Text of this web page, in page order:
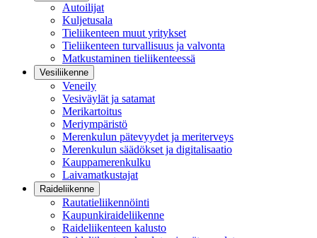
Autoilijat
Kuljetusala
Tieliikenteen muut yritykset
Tieliikenteen turvallisuus ja valvonta
Matkustaminen tieliikenteessä
Vesiliikenne
Veneily
Vesiväylät ja satamat
Merikartoitus
Meriympäristö
Merenkulun pätevyydet ja meriterveys
Merenkulun säädökset ja digitalisaatio
Kauppamerenkulku
Laivamatkustajat
Raideliikenne
Rautatieliikennöinti
Kaupunkiraideliikenne
Raideliikenteen kalusto